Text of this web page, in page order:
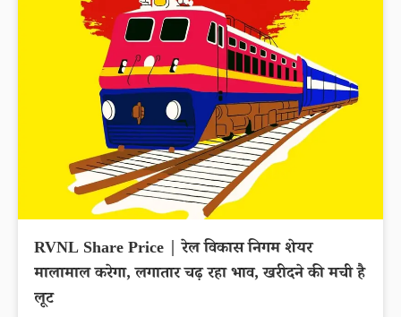
RVNL Share Price | रेल विकास निगम शेयर
मालामाल करेगा, लगातार चढ़ रहा भाव, खरीदने की मची है
लूट